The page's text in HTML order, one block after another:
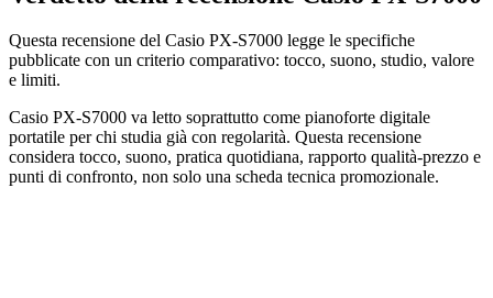
Questa recensione del Casio PX-S7000 legge le specifiche
pubblicate con un criterio comparativo: tocco, suono, studio, valore
e limiti.
Casio PX-S7000 va letto soprattutto come pianoforte digitale
portatile per chi studia già con regolarità. Questa recensione
considera tocco, suono, pratica quotidiana, rapporto qualità-prezzo e
punti di confronto, non solo una scheda tecnica promozionale.